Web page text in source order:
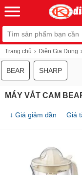
Trang chủ Điện Gia Dụng
BEAR SHARP
MÁY VẮT CAM
↓ Giá giảm dần Giá